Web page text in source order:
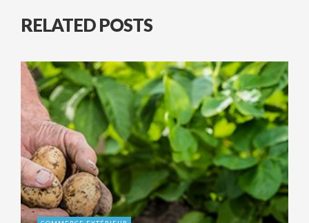
RELATED POSTS